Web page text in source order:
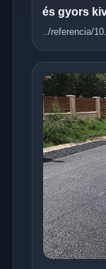
és gyors
../referencia/